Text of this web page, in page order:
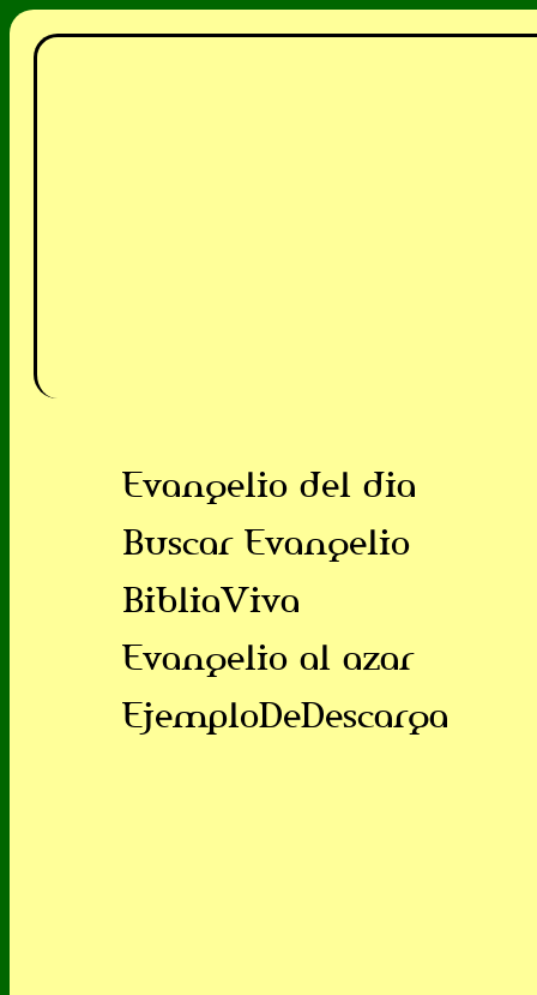
Evangelio del dia
Buscar Evangelio
BibliaViva
Evangelio al azar
EjemploDeDescarga